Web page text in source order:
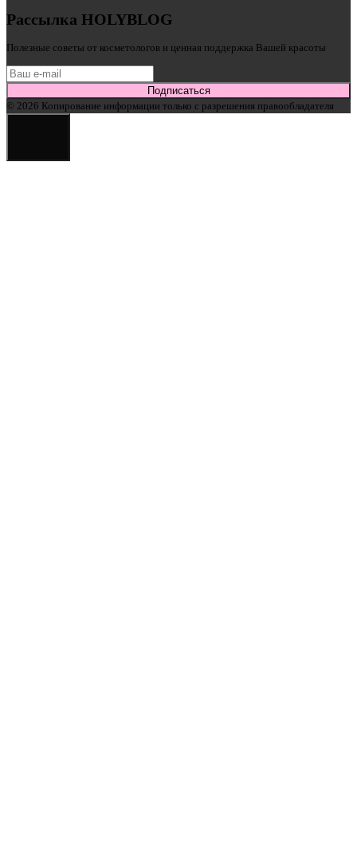
Рассылка HOLYBLOG
Полезные советы от косметологов и ценная поддержка Вашей красоты
Подписаться
© 2026 Копирование информации только с разрешения правообладателя